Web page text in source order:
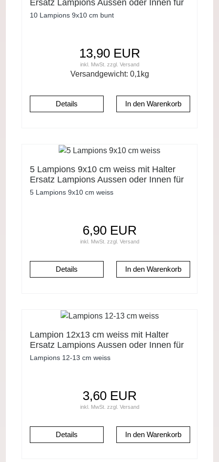
Ersatz Lampions Aussen oder Innen für
Lichterkette
10 Lampions 9x10 cm bunt
13,90 EUR
inkl. MwSt. zzgl. Versand
Versandgewicht: 0,1kg
Details
5 Lampions 9x10 cm weiss mit Halter
Ersatz Lampions Aussen oder Innen für
Lichterkette
5 Lampions 9x10 cm weiss
6,90 EUR
inkl. MwSt. zzgl. Versand
Details
Lampion 12x13 cm weiss mit Halter
Ersatz Lampions Aussen oder Innen für
Lichterkette
Lampions 12-13 cm weiss
3,60 EUR
inkl. MwSt. zzgl. Versand
Details